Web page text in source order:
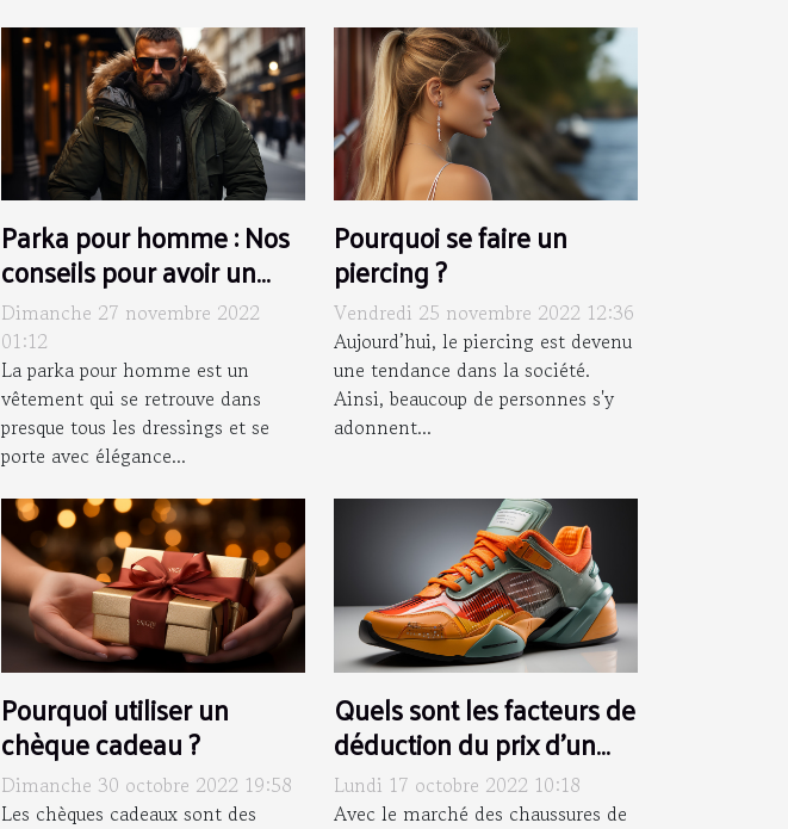
Parka pour homme : Nos
conseils pour avoir un
modèle adapté
Dimanche 27 novembre 2022
01:12
La parka pour homme est un
vêtement qui se retrouve dans
presque tous les dressings et se
porte avec élégance...
Pourquoi se faire un
piercing ?
Vendredi 25 novembre 2022 12:36
Aujourd’hui, le piercing est devenu
une tendance dans la société.
Ainsi, beaucoup de personnes s'y
adonnent...
Pourquoi utiliser un
chèque cadeau ?
Dimanche 30 octobre 2022 19:58
Les chèques cadeaux sont des
Quels sont les facteurs de
déduction du prix d'un
basket à l'avenir ?
Lundi 17 octobre 2022 10:18
Avec le marché des chaussures de